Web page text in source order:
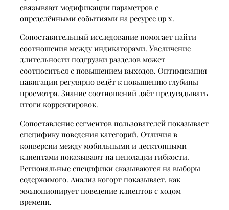
связывают модификации параметров с
определёнными событиями на ресурсе up x.
Сопоставительный исследование помогает найти
соотношения между индикаторами. Увеличение
длительности подгрузки разделов может
соотноситься с повышением выходов. Оптимизация
навигации регулярно ведёт к повышению глубины
просмотра. Знание соотношений даёт предугадывать
итоги корректировок.
Сопоставление сегментов пользователей показывает
специфику поведения категорий. Отличия в
конверсии между мобильными и десктопными
клиентами показывают на неполадки гибкости.
Региональные специфики сказываются на выборы
содержимого. Анализ когорт показывает, как
эволюционирует поведение клиентов с ходом
времени.